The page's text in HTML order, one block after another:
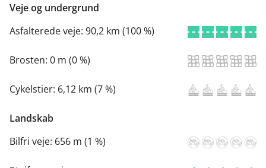
Veje og undergrund
Asfalterede veje: 90,2 km (100 %)
Brosten: 0 m (0 %)
Cykelstier: 6,12 km (7 %)
Landskab
Bilfri veje: 656 m (1 %)